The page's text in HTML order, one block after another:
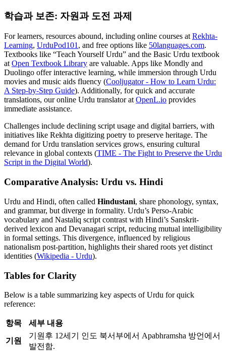
학습과 보존: 자원과 도전 과제
For learners, resources abound, including online courses at Rekhta-
Learning, UrduPod101 , and free options like 50languages.com.
Textbooks like “Teach Yourself Urdu” and the Basic Urdu textbook
at Open Textbook Library are valuable. Apps like Mondly and
Duolingo offer interactive learning, while immersion through Urdu
movies and music aids fluency (Cooljugator - How to Learn Urdu:
A Step-by-Step Guide). Additionally, for quick and accurate
translations, our online Urdu translator at OpenL.io provides
immediate assistance.
Challenges include declining script usage and digital barriers, with
initiatives like Rekhta digitizing poetry to preserve heritage. The
demand for Urdu translation services grows, ensuring cultural
relevance in global contexts (TIME - The Fight to Preserve the Urdu
Script in the Digital World).
Comparative Analysis: Urdu vs. Hindi
Urdu and Hindi, often called Hindustani, share phonology, syntax,
and grammar, but diverge in formality. Urdu’s Perso-Arabic
vocabulary and Nastaliq script contrast with Hindi’s Sanskrit-
derived lexicon and Devanagari script, reducing mutual intelligibility
in formal settings. This divergence, influenced by religious
nationalism post-partition, highlights their shared roots yet distinct
identities (Wikipedia - Urdu).
Tables for Clarity
Below is a table summarizing key aspects of Urdu for quick
reference:
항목 세부 내용
기원
기원후 12세기 인도 북서부에서 Apabhramsha 방언에서
발전함.